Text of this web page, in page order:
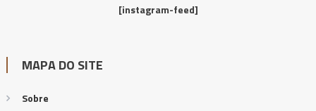
[instagram-feed]
MAPA DO SITE
Sobre